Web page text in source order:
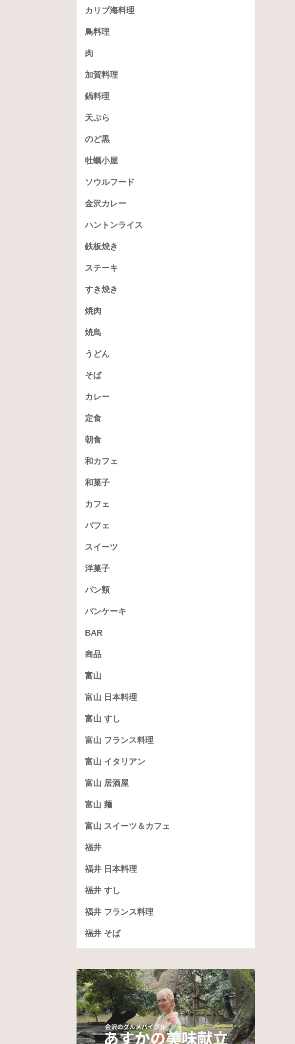
カリブ海料理
鳥料理
肉
加賀料理
鍋料理
天ぷら
のど黒
牡蠣小屋
ソウルフード
金沢カレー
ハントンライス
鉄板焼き
ステーキ
すき焼き
焼肉
焼鳥
うどん
そば
カレー
定食
朝食
和カフェ
和菓子
カフェ
パフェ
スイーツ
洋菓子
パン類
パンケーキ
BAR
商品
富山
富山 日本料理
富山 すし
富山 フランス料理
富山 イタリアン
富山 居酒屋
富山 麺
富山 スイーツ＆カフェ
福井
福井 日本料理
福井 すし
福井 フランス料理
福井 そば